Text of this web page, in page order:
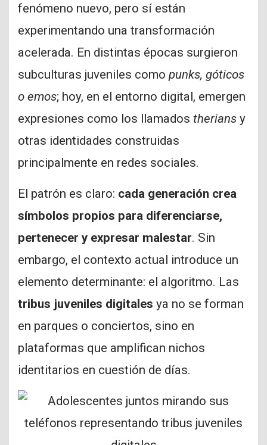
fenómeno nuevo, pero sí están
experimentando una transformación
acelerada. En distintas épocas surgieron
subculturas juveniles como punks, góticos
o emos; hoy, en el entorno digital, emergen
expresiones como los llamados therians y
otras identidades construidas
principalmente en redes sociales.
El patrón es claro: cada generación crea
símbolos propios para diferenciarse,
pertenecer y expresar malestar. Sin
embargo, el contexto actual introduce un
elemento determinante: el algoritmo. Las
tribus juveniles digitales ya no se forman
en parques o conciertos, sino en
plataformas que amplifican nichos
identitarios en cuestión de días.